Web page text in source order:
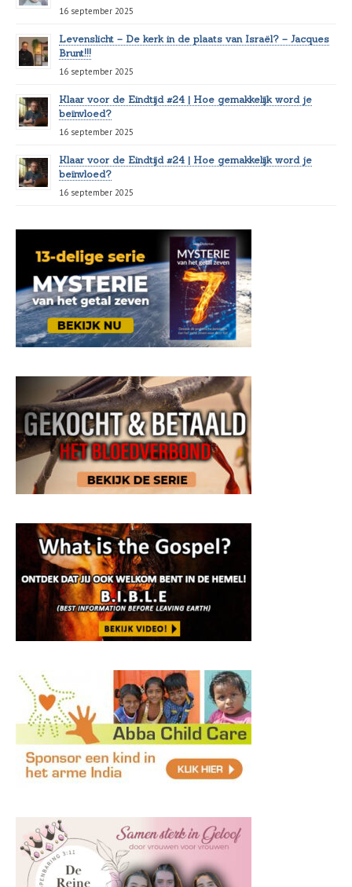
16 september 2025
Levenslicht – De kerk in de plaats van Israël? – Jacques
Brunt!!!
16 september 2025
Klaar voor de Eindtijd #24 | Hoe gemakkelijk word je
beïnvloed?
16 september 2025
Klaar voor de Eindtijd #24 | Hoe gemakkelijk word je
beïnvloed?
16 september 2025